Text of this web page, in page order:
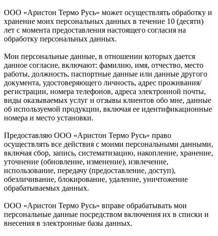
ООО «Аристон Термо Русь» может осуществлять обработку и
хранение моих персональных данных в течение 10 (десяти)
лет с момента предоставления настоящего согласия на
обработку персональных данных.
Мои персональные данные, в отношении которых дается
данное согласие, включают: фамилию, имя, отчество, место
работы, должность, паспортные данные или данные другого
документа, удостоверяющего личность, адрес проживания/
регистрации, номера телефонов, адреса электронной почты,
виды оказываемых услуг и отзывы клиентов обо мне, данные
об используемой продукции, включая ее идентификационные
номера и место установки.
Предоставляю ООО «Аристон Термо Русь» право
осуществлять все действия с моими персональными данными,
включая сбор, запись, систематизацию, накопление, хранение,
уточнение (обновление, изменение), извлечение,
использование, передачу (предоставление, доступ),
обезличивание, блокирование, удаление, уничтожение
обрабатываемых данных.
ООО «Аристон Термо Русь» вправе обрабатывать мои
персональные данные посредством включения их в списки и
внесения в электронные базы данных.